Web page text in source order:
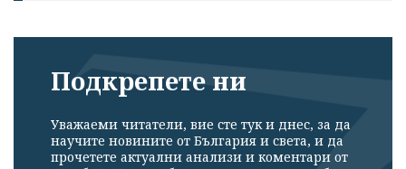
Подкрепете ни
Уважаеми читатели, вие сте тук и днес, за да
научите новините от България и света, и да
прочетете актуални анализи и коментари от